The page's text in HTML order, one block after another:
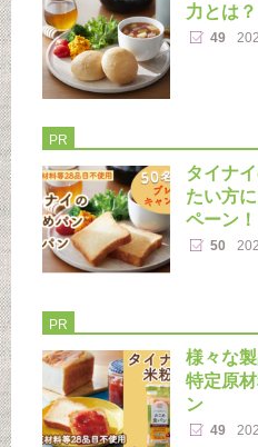
力とは？
49
PR
タイナ
たい方
ペーン！
50
PR
様々な
特定原
ン
49